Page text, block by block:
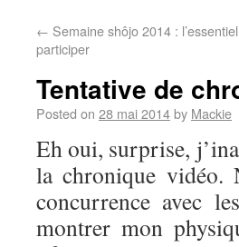
← Semaine shôjo 2014 :
participer
Tentative de
Posted on 28 mai 2014by Mackie
Eh oui, surprise,
la chronique vidéo.
concurrence avec
montrer mon